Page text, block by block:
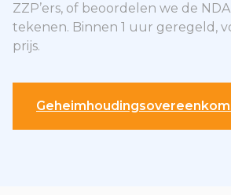
ZZP’ers, of beoordelen we de
tekenen. Binnen 1 uur geregeld,
prijs.